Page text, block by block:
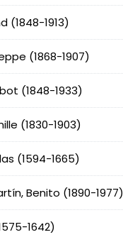
(1848-1913)
(1868-1907)
(1848-1933)
(1830-1903)
(1594-1665)
Benito (1890-1977)
1642)